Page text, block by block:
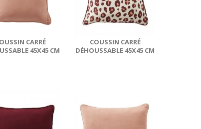
CARRÉ
45X45 CM
COUSSIN CARRÉ
DÉHOUSSABLE 45X45 CM